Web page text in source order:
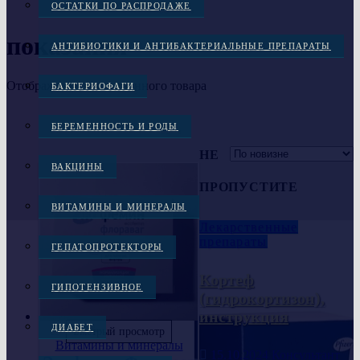
ОСТАТКИ ПО РАСПРОДАЖЕ
АНТИБИОТИКИ И АНТИБАКТЕРИАЛЬНЫЕ ПРЕПАРАТЫ
БАКТЕРИОФАГИ
БЕРЕМЕННОСТЬ И РОДЫ
ВАКЦИНЫ
ВИТАМИНЫ И МИНЕРАЛЫ
ГЕПАТОПРОТЕКТОРЫ
ГИПОТЕНЗИВНОЕ
ДИАБЕТ
показания
Отображение единственного товара
Быстрый просмотр
Витамины и минералы
НЕ
ПРОПУСТИТЕ
инструкция
Консультант